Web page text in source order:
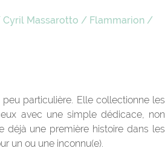
Cyril Massarotto / Flammarion /
particulière. Elle collectionne les
avec une simple dédicace, non
déjà une première histoire dans les
un ou une inconnu(e).